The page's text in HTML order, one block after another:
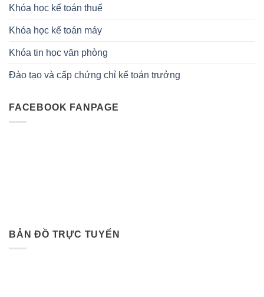
Khóa học kế toán thuế
Khóa học kế toán máy
Khóa tin học văn phòng
Đào tạo và cấp chứng chỉ kế toán trưởng
FACEBOOK FANPAGE
BẢN ĐỒ TRỰC TUYẾN